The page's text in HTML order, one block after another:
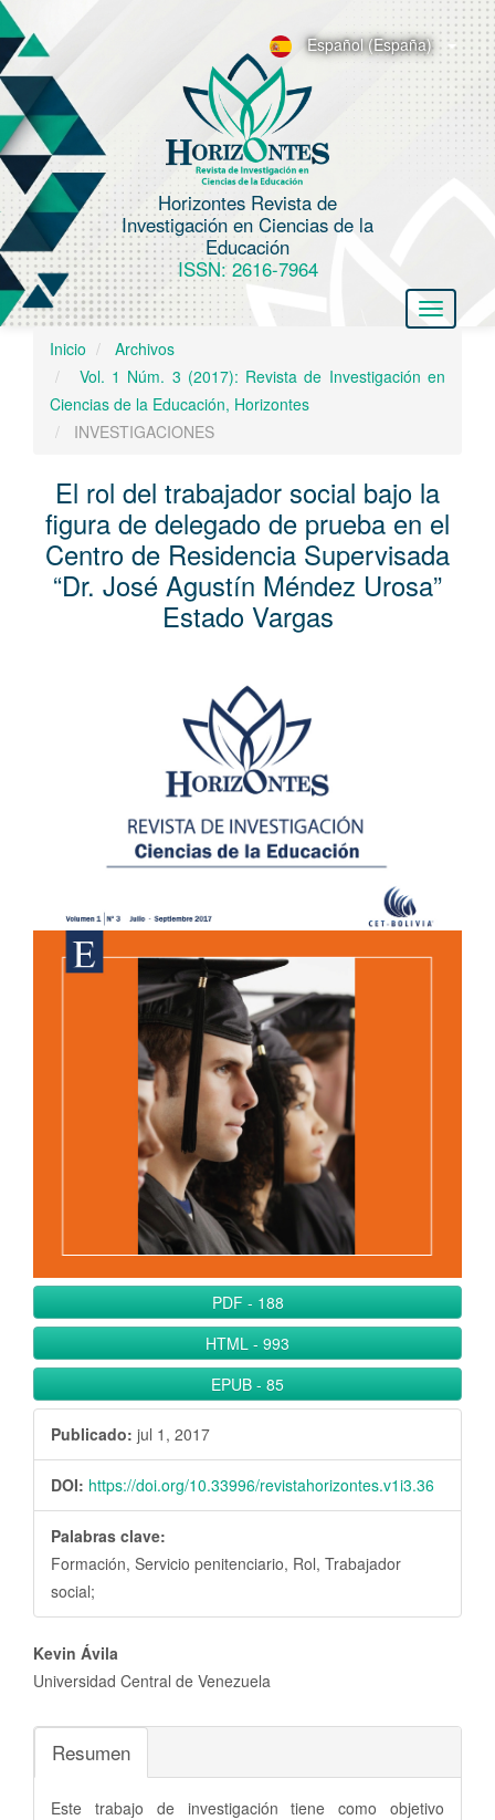
a
g
a
c
n
p
r
c
C
o
i
r
a
Español (España)
Horizontes Revista de
Investigación en Ciencias de la
Educación
ISSN: 2616-7964
Toggle
Inicio
Archivos
Vol. 1 Núm. 3 (2017): Revista de Investigación en
Ciencias de la Educación, Horizontes
INVESTIGACIONES
El rol del trabajador social bajo la
figura de delegado de prueba en el
Centro de Residencia Supervisada
“Dr. José Agustín Méndez Urosa”
Estado Vargas
PDF - 188
HTML - 993
EPUB - 85
Publicado: jul 1, 2017
DOI: https://doi.org/10.33996/revistahorizontes.v1i3.36
Palabras clave:
Formación, Servicio penitenciario, Rol, Trabajador
social;
Contenido
principal
del
artículo
Kevin Ávila
Universidad Central de Venezuela
Resumen
Este trabajo de investigación tiene como objetivo